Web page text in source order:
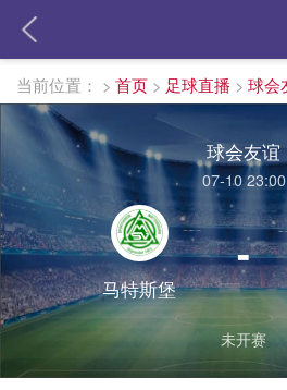
当前位置： > 首页 > 足球直播 >
球会友谊
07-10 23:00
马特斯堡
-
未开赛